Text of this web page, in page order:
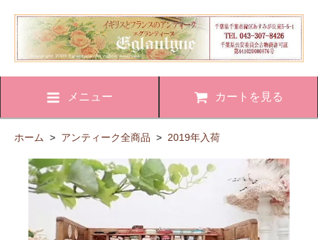
メニュー カートを見る
ホーム > アンティーク全商品 > 2019年入荷